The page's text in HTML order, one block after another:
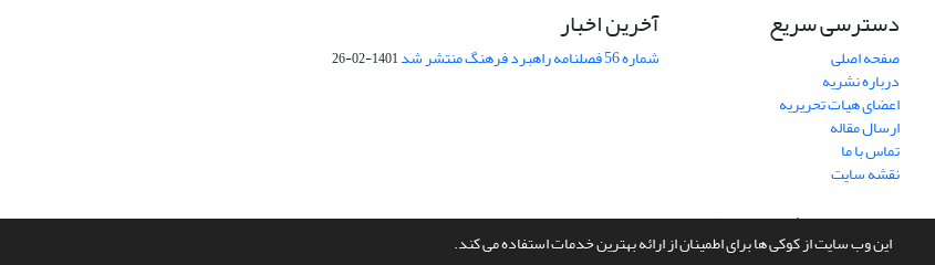
این وب سایت از کوکی ها برای اطمینان از ارائه بهترین خدمات استفاده می کند.
دسترسی سریع
صفحه اصلی
درباره نشریه
اعضای هیات تحریریه
ارسال مقاله
تماس با ما
نقشه سایت
آخرین اخبار
شماره 56 فصلنامه راهبرد فرهنگ منتشر شد 1401-02-26
سامانه مدیریت نشریات علمی.طراحی و پیاده سازی ازسیناوب